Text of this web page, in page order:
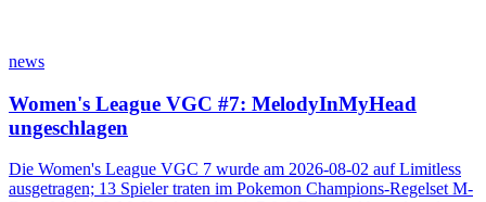
news
Women's League VGC #7: MelodyInMyHead
ungeschlagen
Die Women's League VGC 7 wurde am 2026-08-02 auf Limitless
ausgetragen; 13 Spieler traten im Pokemon Champions-Regelset M-